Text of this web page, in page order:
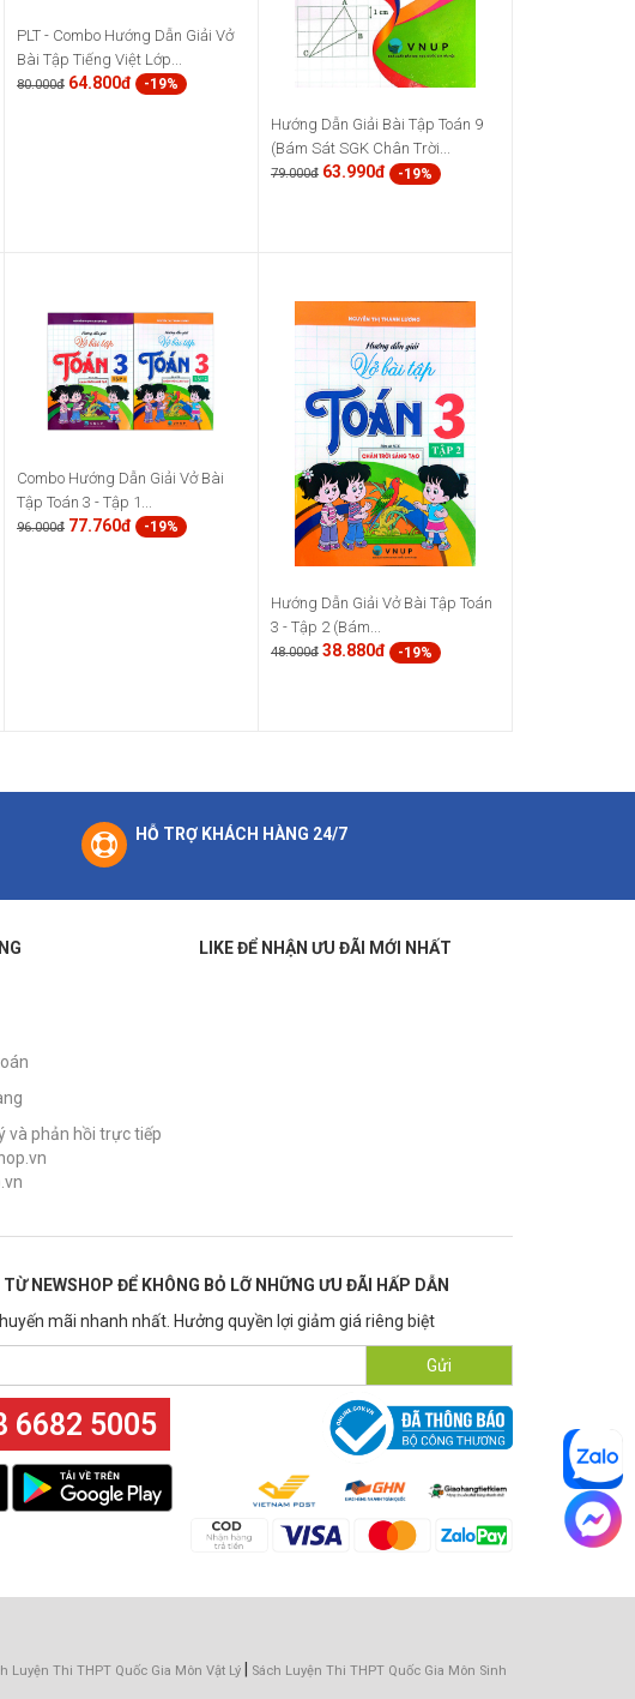
PLT - Combo Hướng Dẫn Giải Vở
Bài Tập Tiếng Việt Lớp...
80.000đ 64.800đ -19%
Hướng Dẫn Giải Bài Tập Toán 9
(Bám Sát SGK Chân Trời...
79.000đ 63.990đ -19%
Combo Hướng Dẫn Giải Vở Bài
Tập Toán 3 - Tập 1...
96.000đ 77.760đ -19%
Hướng Dẫn Giải Vở Bài Tập Toán
3 - Tập 2 (Bám...
48.000đ 38.880đ -19%
HỖ TRỢ KHÁCH HÀNG 24/7
và phản hồi trực tiếp
LIKE ĐỂ NHẬN ƯU ĐÃI MỚI NHẤT
NEWSHOP ĐỂ KHÔNG BỎ LỠ NHỮNG ƯU ĐÃI HẤP DẪN
mãi nhanh nhất. Hưởng quyền lợi giảm giá riêng biệt
Gửi
6682 5005
Luyện Thi THPT Quốc Gia Môn Vật Lý
Sách Luyện Thi THPT Quốc Gia Môn Sinh